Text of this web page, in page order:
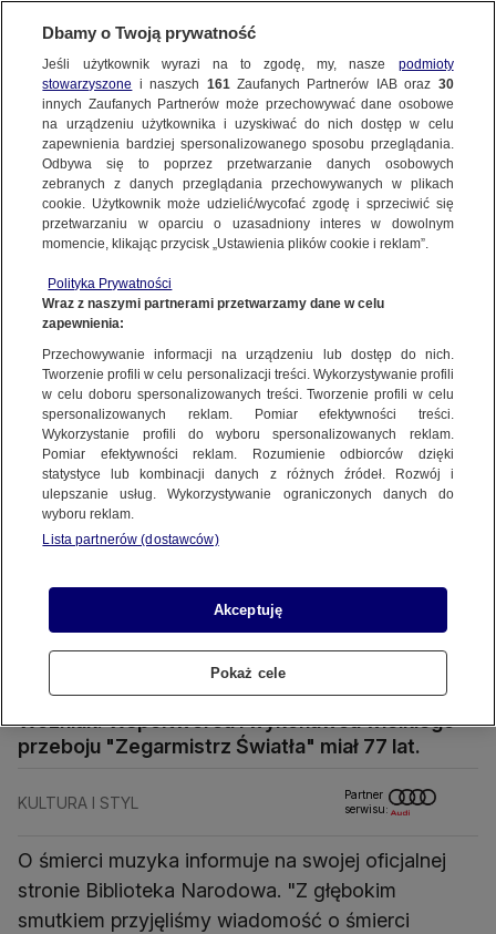
KULTURA I STYL
Tadeusz Woźniak nie żyje. To on
skomponował przebój "Zegarmistrz
Światła"
8.07.2024, 11:23
Udostępnij
Tadeusz Woźniak
Źródło zdj. gł.: Ireneusz Sobieszczuk/PAP
Nie żyje wokalista i kompozytor Tadeusz
Woźniak. Współtwórca i wykonawca wielkiego
przeboju "Zegarmistrz Światła" miał 77 lat.
KULTURA I STYL
Partner
serwisu:
O śmierci muzyka informuje na swojej oficjalnej
stronie Biblioteka Narodowa. "Z głębokim
smutkiem przyjęliśmy wiadomość o śmierci
Dbamy o Twoją prywatność
Jeśli użytkownik wyrazi na to zgodę, my, nasze podmioty
stowarzyszone i naszych 161Zaufanych Partnerów IAB oraz 30
innych Zaufanych Partnerów może przechowywać dane osobowe
na urządzeniu użytkownika i uzyskiwać do nich dostęp w celu
zapewnienia bardziej spersonalizowanego sposobu przeglądania.
Odbywa się to poprzez przetwarzanie danych osobowych
zebranych z danych przeglądania przechowywanych w plikach
cookie. Użytkownik może udzielić/wycofać zgodę i sprzeciwić się
przetwarzaniu w oparciu o uzasadniony interes w dowolnym
momencie, klikając przycisk „Ustawienia plików cookie i reklam”.
Polityka Prywatności
Wraz z naszymi partnerami przetwarzamy dane w celu
zapewnienia:
Przechowywanie informacji na urządzeniu lub dostęp do nich.
Tworzenie profili w celu personalizacji treści. Wykorzystywanie profili
w celu doboru spersonalizowanych treści. Tworzenie profili w celu
spersonalizowanych reklam. Pomiar efektywności treści.
Wykorzystanie profili do wyboru spersonalizowanych reklam.
Pomiar efektywności reklam. Rozumienie odbiorców dzięki
statystyce lub kombinacji danych z różnych źródeł. Rozwój i
ulepszanie usług. Wykorzystywanie ograniczonych danych do
wyboru reklam.
Lista partnerów (dostawców)
Akceptuję
Pokaż cele